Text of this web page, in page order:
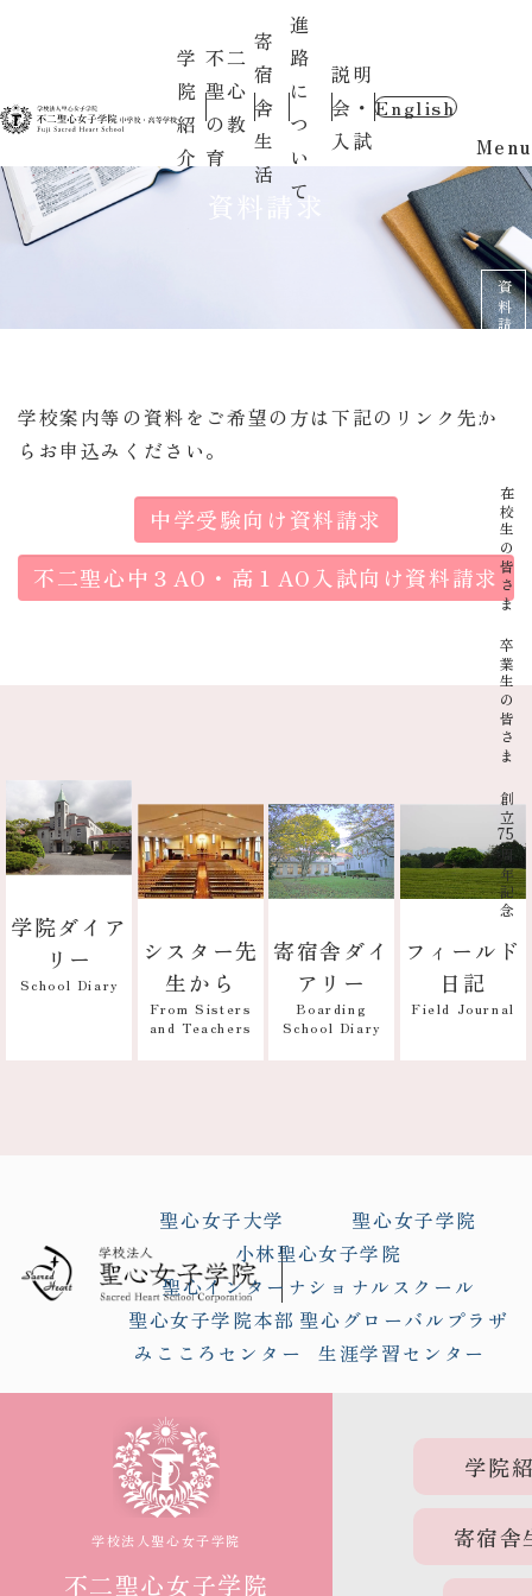
学
院
紹
介
不二
聖心
の教
育
寄
宿
舎
生
活
進
路
に
つ
い
て
説明
会・
入試
English
Menu
資料請求
学校案内等の資料をご希望の方は下記のリンク先か
らお申込みください。
中学受験向け資料請求
不二聖心中３AO・高１AO入試向け資料請求
学院ダイア
リー
School Diary
シスター先
生から
From Sisters
and Teachers
寄宿舎ダイ
アリー
Boarding
School Diary
フィールド
日記
Field Journal
聖心女子大学
聖心女子学院
小林聖心女子学院
聖心インターナショナルスクール
聖心女子学院本部 聖心グローバルプラザ
みこころセンター
生涯学習センター
資料請求
イベント
在校生の皆さま
卒業生の皆さま
創立
75
周年記念
学校法人聖心女子学院
不二聖心女子学院
学院
寄宿舎